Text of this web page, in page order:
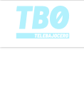
Cargando...